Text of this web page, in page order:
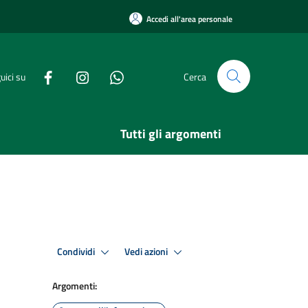
Accedi all'area personale
su Cerca
Tutti gli argomenti
Condividi Vedi azioni
Argomenti: